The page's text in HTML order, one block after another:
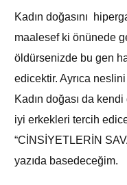
Kadın doğasını
maalesef ki önünede
öldürsenizde bu gen
edicektir. Ayrıca
Kadın doğası da
iyi erkekleri tercih
“CİNSİYETLERİN
yazıda basedeceğim.